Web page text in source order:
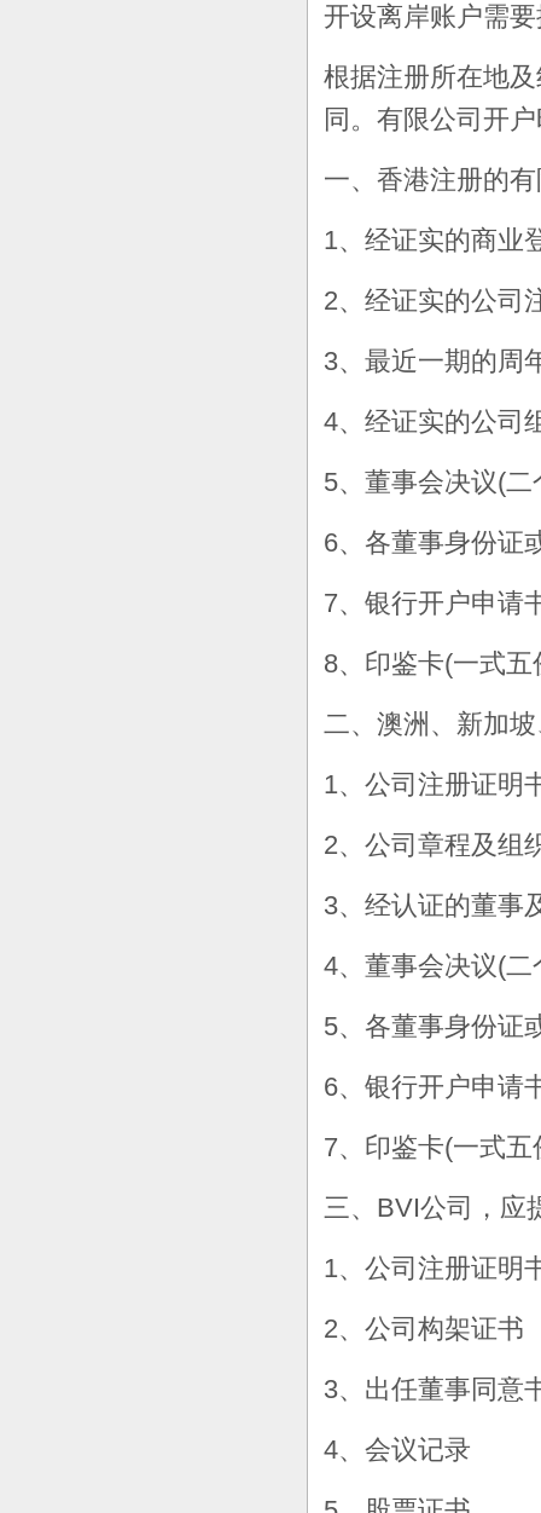
开设离岸账户需
根据注册所在地
同。有限公司开
一、香港注册的
1、经证实的商业
2、经证实的公司
3、最近一期的周
4、经证实的公司
5、董事会决议(
6、各董事身份证
7、银行开户申请
8、印鉴卡(一式五
二、澳洲、新加
1、公司注册证明
2、公司章程及组
3、经认证的董事
4、董事会决议(
5、各董事身份证
6、银行开户申请
7、印鉴卡(一式五
三、BVI公司，应
1、公司注册证明
2、公司构架证书
3、出任董事同意
4、会议记录